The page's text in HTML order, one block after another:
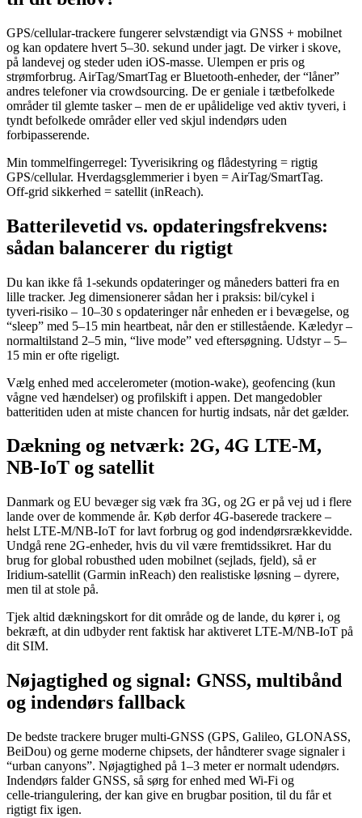
GPS/cellular‑trackere fungerer selvstændigt via GNSS + mobilnet
og kan opdatere hvert 5–30. sekund under jagt. De virker i skove,
på landevej og steder uden iOS‑masse. Ulempen er pris og
strømforbrug. AirTag/SmartTag er Bluetooth‑enheder, der “låner”
andres telefoner via crowdsourcing. De er geniale i tætbefolkede
områder til glemte tasker – men de er upålidelige ved aktiv tyveri, i
tyndt befolkede områder eller ved skjul indendørs uden
forbipasserende.
Min tommelfingerregel: Tyverisikring og flådestyring = rigtig
GPS/cellular. Hverdagsglemmerier i byen = AirTag/SmartTag.
Off‑grid sikkerhed = satellit (inReach).
Batterilevetid vs. opdateringsfrekvens:
sådan balancerer du rigtigt
Du kan ikke få 1‑sekunds opdateringer og måneders batteri fra en
lille tracker. Jeg dimensionerer sådan her i praksis: bil/cykel i
tyveri‑risiko – 10–30 s opdateringer når enheden er i bevægelse, og
“sleep” med 5–15 min heartbeat, når den er stillestående. Kæledyr –
normaltilstand 2–5 min, “live mode” ved eftersøgning. Udstyr – 5–
15 min er ofte rigeligt.
Vælg enhed med accelerometer (motion‑wake), geofencing (kun
vågne ved hændelser) og profilskift i appen. Det mangedobler
batteritiden uden at miste chancen for hurtig indsats, når det gælder.
Dækning og netværk: 2G, 4G LTE‑M,
NB‑IoT og satellit
Danmark og EU bevæger sig væk fra 3G, og 2G er på vej ud i flere
lande over de kommende år. Køb derfor 4G‑baserede trackere –
helst LTE‑M/NB‑IoT for lavt forbrug og god indendørsrækkevidde.
Undgå rene 2G‑enheder, hvis du vil være fremtidssikret. Har du
brug for global robusthed uden mobilnet (sejlads, fjeld), så er
Iridium‑satellit (Garmin inReach) den realistiske løsning – dyrere,
men til at stole på.
Tjek altid dækningskort for dit område og de lande, du kører i, og
bekræft, at din udbyder rent faktisk har aktiveret LTE‑M/NB‑IoT på
dit SIM.
Nøjagtighed og signal: GNSS, multibånd
og indendørs fallback
De bedste trackere bruger multi‑GNSS (GPS, Galileo, GLONASS,
BeiDou) og gerne moderne chipsets, der håndterer svage signaler i
“urban canyons”. Nøjagtighed på 1–3 meter er normalt udendørs.
Indendørs falder GNSS, så sørg for enhed med Wi‑Fi og
celle‑triangulering, der kan give en brugbar position, til du får et
rigtigt fix igen.